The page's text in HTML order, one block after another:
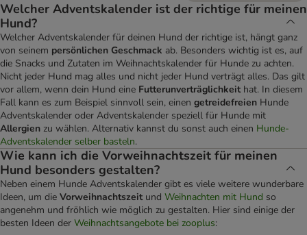
Welcher Adventskalender ist der richtige für meinen
Hund?
Welcher Adventskalender für deinen Hund der richtige ist, hängt ganz
von seinem persönlichen Geschmack ab. Besonders wichtig ist es, auf
die Snacks und Zutaten im Weihnachtskalender für Hunde zu achten.
Nicht jeder Hund mag alles und nicht jeder Hund verträgt alles. Das gilt
vor allem, wenn dein Hund eine Futterunverträglichkeit hat. In diesem
Fall kann es zum Beispiel sinnvoll sein, einen getreidefreien Hunde
Adventskalender oder Adventskalender speziell für Hunde mit
Allergien zu wählen. Alternativ kannst du sonst auch einen Hunde-
Adventskalender selber basteln.
Wie kann ich die Vorweihnachtszeit für meinen
Hund besonders gestalten?
Neben einem Hunde Adventskalender gibt es viele weitere wunderbare
Ideen, um die Vorweihnachtszeit und Weihnachten mit Hund so
angenehm und fröhlich wie möglich zu gestalten. Hier sind einige der
besten Ideen der Weihnachtsangebote bei zooplus: